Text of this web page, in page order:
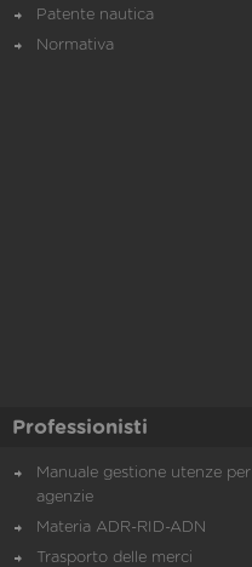
Patente nautica
Normativa
Professionisti
Manuale gestione utenze per
agenzie
Materia ADR-RID-ADN
Trasporto delle merci